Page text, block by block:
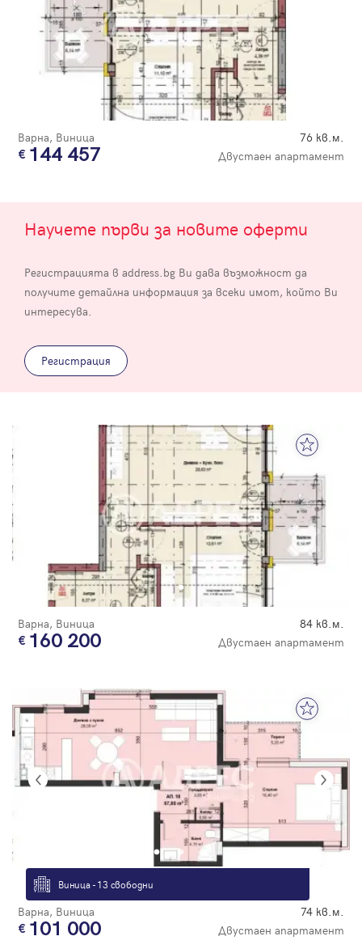
Варна, Виница 76 кв.м.
144 457 Двустаен апартамент
Научете първи за новите оферти
Регистрацията в address.bg Ви дава възможност да
получите детайлна информация за всеки имот, който Ви
интересува.
Регистрация
Варна, Виница 84 кв.м.
160 200 Двустаен апартамент
Виница - 13 свободни
Варна, Виница 74 кв.м.
101 000
Двустаен апартамент